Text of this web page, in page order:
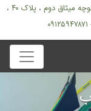
آدرس: مرزداران ، خیابان ابراهیمی ، خیابان میثاق ، کوچه میثاق دوم ، پلاک ۴۰ ،